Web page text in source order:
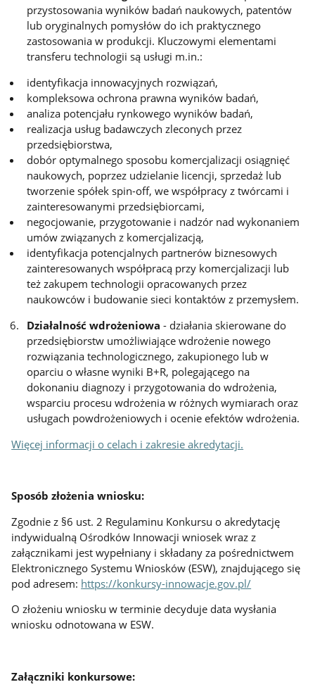
przystosowania wyników badań naukowych, patentów
lub oryginalnych pomysłów do ich praktycznego
zastosowania w produkcji. Kluczowymi elementami
transferu technologii są usługi m.in.:
identyfikacja innowacyjnych rozwiązań,
kompleksowa ochrona prawna wyników badań,
analiza potencjału rynkowego wyników badań,
realizacja usług badawczych zleconych przez
przedsiębiorstwa,
dobór optymalnego sposobu komercjalizacji osiągnięć
naukowych, poprzez udzielanie licencji, sprzedaż lub
tworzenie spółek spin-off, we współpracy z twórcami i
zainteresowanymi przedsiębiorcami,
negocjowanie, przygotowanie i nadzór nad wykonaniem
umów związanych z komercjalizacją,
identyfikacja potencjalnych partnerów biznesowych
zainteresowanych współpracą przy komercjalizacji lub
też zakupem technologii opracowanych przez
naukowców i budowanie sieci kontaktów z przemysłem.
Działalność wdrożeniowa - działania skierowane do
przedsiębiorstw umożliwiające wdrożenie nowego
rozwiązania technologicznego, zakupionego lub w
oparciu o własne wyniki B+R, polegającego na
dokonaniu diagnozy i przygotowania do wdrożenia,
wsparciu procesu wdrożenia w różnych wymiarach oraz
usługach powdrożeniowych i ocenie efektów wdrożenia.
Więcej informacji o celach i zakresie akredytacji.
Sposób złożenia wniosku:
Zgodnie z §6 ust. 2 Regulaminu Konkursu o akredytację
indywidualną Ośrodków Innowacji wniosek wraz z
załącznikami jest wypełniany i składany za pośrednictwem
Elektronicznego Systemu Wniosków (ESW), znajdującego się
pod adresem: https://konkursy-innowacje.gov.pl/
O złożeniu wniosku w terminie decyduje data wysłania
wniosku odnotowana w ESW.
Załączniki konkursowe: